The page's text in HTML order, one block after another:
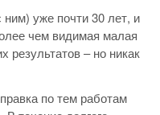
уже почти 30 лет, и
чем видимая малая
результатов – но никак
по тем работам